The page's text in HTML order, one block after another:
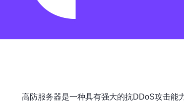
高防服务器是一种具有强大的抗DDoS攻击能